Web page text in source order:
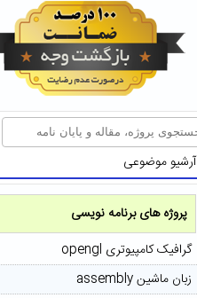
آرشیو موضوعی
پروژه های برنامه نویسی
گرافیک کامپیوتری opengl
زبان ماشین assembly